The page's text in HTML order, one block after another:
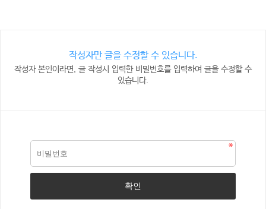
작성자만 글을 수정할 수 있습니다.
작성자 본인이라면, 글 작성시 입력한 비밀번호를 입력하여 글을 수정할 수
있습니다.